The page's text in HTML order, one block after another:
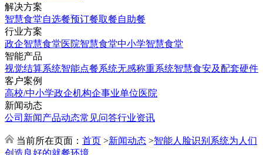
解决方案
智慧食堂自选餐预订餐取餐自助餐
行业方案
政企智慧食堂医院智慧食堂中小学智慧食堂
智能产品
视觉结算系统智能点餐系统无感称重系统智慧食安及配套硬件
客户案例
高校/中小学政企机构企事业单位医院
新闻动态
公司新闻产品动态常见问答行业资讯
当前所在页面： 首页 >新闻动态 >智能人脸识别系统为人们
创造良好的就餐环境